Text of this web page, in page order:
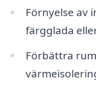
Förnyelse av
färgglada
Förbättra